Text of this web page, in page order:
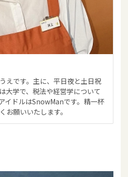
えです。主に、平日夜と土日祝
大学で、税法や経営学について
イドルはSnowManです。精一杯
お願いいたします。